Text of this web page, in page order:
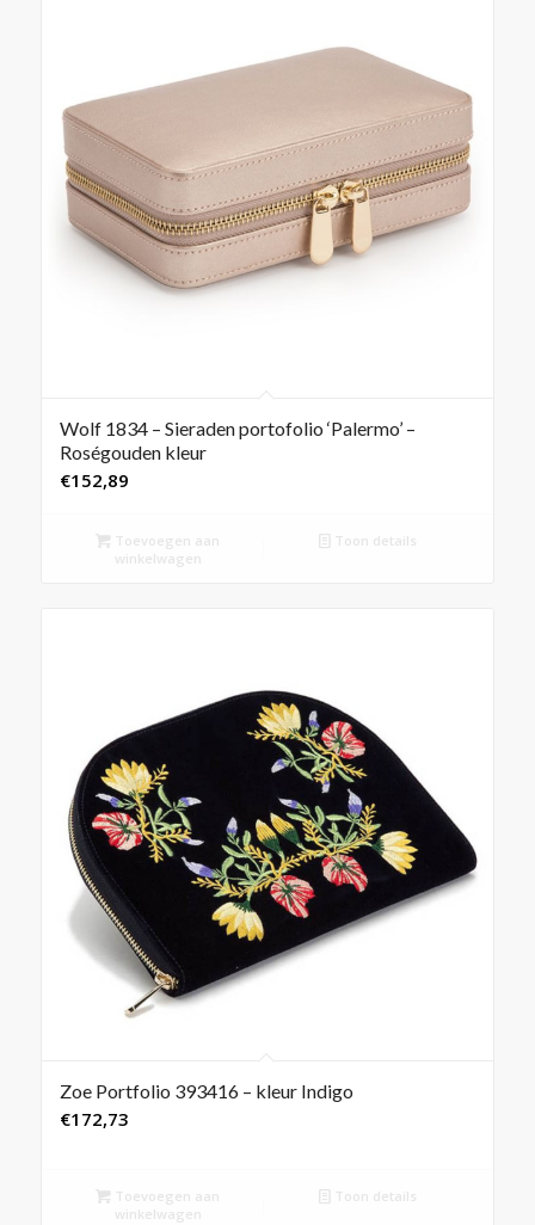
Wolf 1834 – Sieraden portofolio ‘Palermo’ –
Roségouden kleur
€152,89
Toevoegen aan
winkelwagen
Toon details
Zoe Portfolio 393416 – kleur Indigo
€172,73
Toevoegen aan
winkelwagen
Toon details